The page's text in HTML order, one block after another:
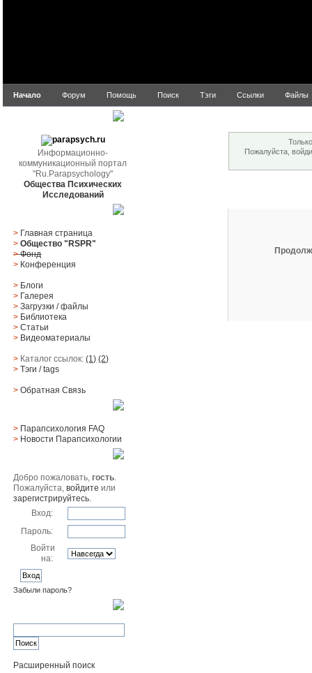
Начало Форум Помощь Поиск Тэги Ссылки Файлы
Информационно-
коммуникационный портал
"Ru.Parapsychology"
Общества Психических
Исследований
> Главная страница
> Общество "RSPR"
> Фонд
> Конференция
> Блоги
> Галерея
> Загрузки/файлы
> Библиотека
> Статьи
> Видеоматериалы
> Каталог ссылок:(1) (2)
> Тэги/ tags
> Обратная Cвязь
> Парапсихология FAQ
> Новости Парапсихологии
Добро пожаловать,гость.
Пожалуйста,войдите или
зарегистрируйтесь.
Вход:
Пароль:
Войти
на:
Забыли пароль?
Расширенный поиск
Пожалуйста,